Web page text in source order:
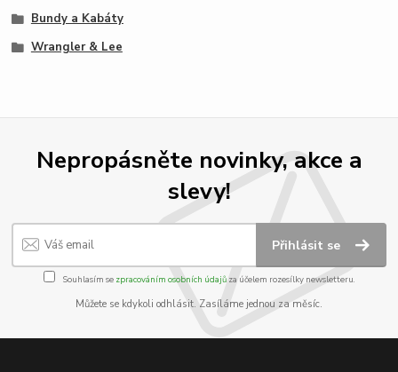
Bundy a Kabáty
Wrangler & Lee
Nepropásněte novinky, akce a
slevy!
Přihlásit se
Souhlasím se zpracováním osobních údajůza účelem rozesílky newsletteru.
Můžete se kdykoli odhlásit. Zasíláme jednou za měsíc.